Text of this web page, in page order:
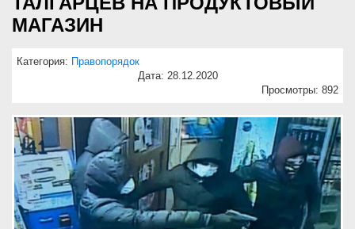
МАГАЗИН
Категория: Правопорядок
Дата: 28.12.2020
Просмотры: 892